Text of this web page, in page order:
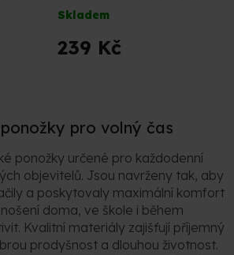
nižším úpletem
Skladem
239 Kč
pro volný čas
ponožky určené pro každodenní
objevitelů. Jsou navrženy tak, aby
a poskytovaly maximální komfort
doma, ve škole i během
Kvalitní materiály zajišťují příjemný
prodyšnost a dlouhou životnost.